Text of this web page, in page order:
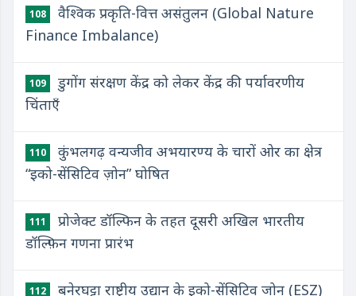
108
वैश्विक प्रकृति-वित्त असंतुलन (Global Nature
Finance Imbalance)
109
डुगोंग संरक्षण केंद्र को लेकर केंद्र की पर्यावरणीय
चिंताएँ
110
कुंभलगढ़ वन्यजीव अभयारण्य के चारों ओर का क्षेत्र
“इको-सेंसिटिव ज़ोन” घोषित
111
प्रोजेक्ट डॉल्फिन के तहत दूसरी अखिल भारतीय
डॉल्फ़िन गणना प्रारंभ
112
बनेरघट्टा राष्ट्रीय उद्यान के इको-सेंसिटिव जोन (ESZ)